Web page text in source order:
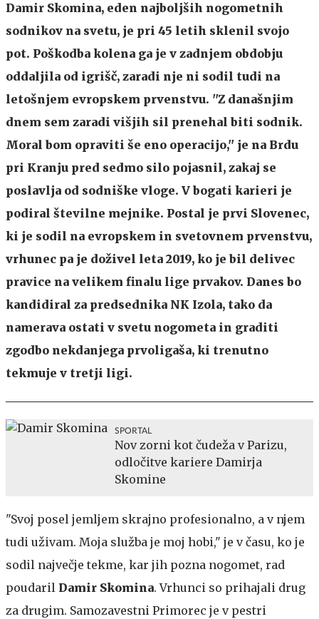
Damir Skomina, eden najboljših nogometnih
sodnikov na svetu, je pri 45 letih sklenil svojo
pot. Poškodba kolena ga je v zadnjem obdobju
oddaljila od igrišč, zaradi nje ni sodil tudi na
letošnjem evropskem prvenstvu. ''Z današnjim
dnem sem zaradi višjih sil prenehal biti sodnik.
Moral bom opraviti še eno operacijo,'' je na Brdu
pri Kranju pred sedmo silo pojasnil, zakaj se
poslavlja od sodniške vloge. V bogati karieri je
podiral številne mejnike. Postal je prvi Slovenec,
ki je sodil na evropskem in svetovnem prvenstvu,
vrhunec pa je doživel leta 2019, ko je bil delivec
pravice na velikem finalu lige prvakov. Danes bo
kandidiral za predsednika NK Izola, tako da
namerava ostati v svetu nogometa in graditi
zgodbo nekdanjega prvoligaša, ki trenutno
tekmuje v tretji ligi.
SPORTAL
Nov zorni kot čudeža v Parizu,
odločitve kariere Damirja
Skomine
"Svoj posel jemljem skrajno profesionalno, a v njem
tudi uživam. Moja služba je moj hobi," je v času, ko je
sodil največje tekme, kar jih pozna nogomet, rad
poudaril Damir Skomina. Vrhunci so prihajali drug
za drugim. Samozavestni Primorec je v pestri